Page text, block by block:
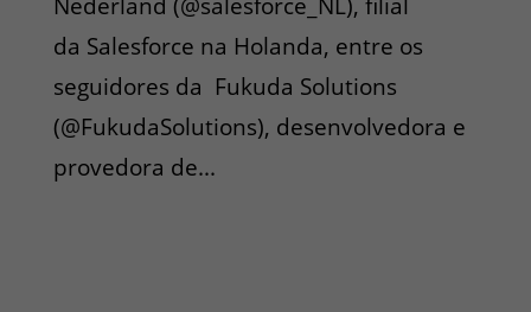
da Salesforce na Holanda, entre os
seguidores da Fukuda Solutions
(@FukudaSolutions), desenvolvedora e
provedora de...